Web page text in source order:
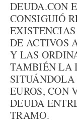
DEUDA.CON
CONSIGUIÓ
DE ACTIVOS
Y LAS
TAMBIÉN LA
EUROS, CON
DEUDA
TRAMO.